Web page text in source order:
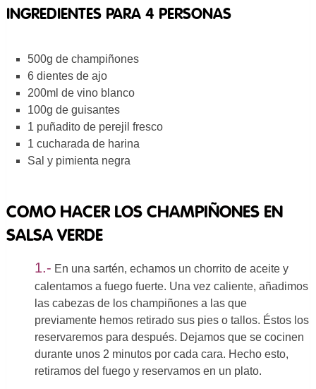
INGREDIENTES PARA 4 PERSONAS
500g de champiñones
6 dientes de ajo
200ml de vino blanco
100g de guisantes
1 puñadito de perejil fresco
1 cucharada de harina
Sal y pimienta negra
COMO HACER LOS CHAMPIÑONES EN
SALSA VERDE
1.- En una sartén, echamos un chorrito de aceite y
calentamos a fuego fuerte. Una vez caliente, añadimos
las cabezas de los champiñones a las que
previamente hemos retirado sus pies o tallos. Éstos los
reservaremos para después. Dejamos que se cocinen
durante unos 2 minutos por cada cara. Hecho esto,
retiramos del fuego y reservamos en un plato.